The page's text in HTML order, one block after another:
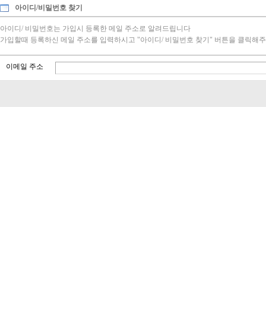
아이디/비밀번호 찾기
아이디/ 비밀번호는 가입시 등록한 메일 주소로 알려드립니다
가입할때 등록하신 메일 주소를 입력하시고 "아이디/ 비밀번호 찾기" 버튼을 클릭해
이메일 주소